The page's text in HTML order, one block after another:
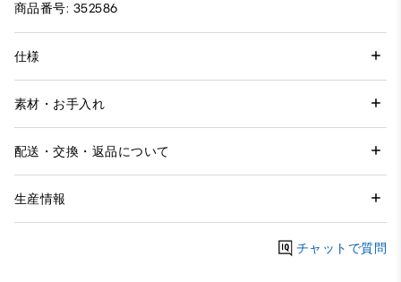
商品番号: 352586
仕様
素材・お手入れ
配送・交換・返品について
生産情報
チャットで質問